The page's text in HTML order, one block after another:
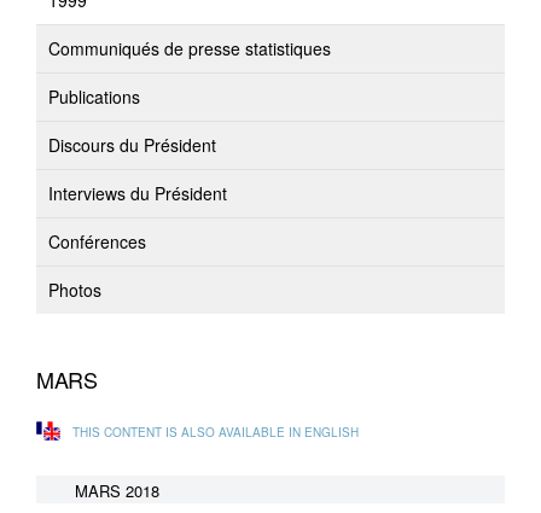
Communiqués de presse statistiques
Publications
Discours du Président
Interviews du Président
Conférences
Photos
MARS
THIS CONTENT IS ALSO AVAILABLE IN ENGLISH
MARS 2018